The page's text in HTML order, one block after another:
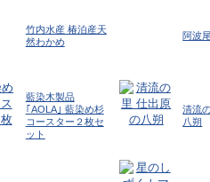
竹内水産 椿泊産天
然わかめ
阿波
藍染木製品
｢AOLA｣ 藍染め杉
コースター２枚セ
ット
清流
八朔